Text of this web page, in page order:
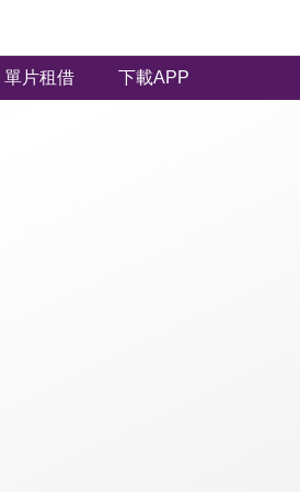
單片租借 下載APP